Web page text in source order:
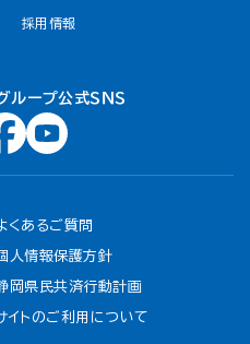
採用情報
ープ公式ＳＮＳ
くあるご質問
人情報保護方針
岡県民共済行動計画
イトのご利用について